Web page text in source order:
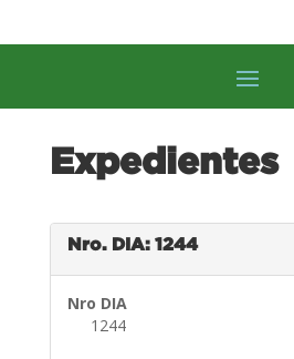
Expedientes
Nro. DIA: 1244
Nro DIA
1244